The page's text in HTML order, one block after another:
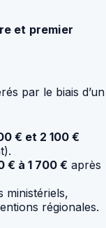
et premier
par le biais d’un
€ et 2 100 €
€ à 1 700 € après
ministériels,
régionales.